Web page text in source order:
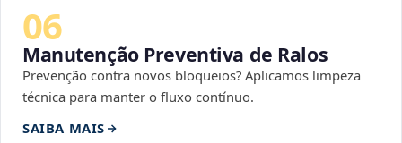
06
Manutenção Preventiva de Ralos
Prevenção contra novos bloqueios? Aplicamos limpeza
técnica para manter o fluxo contínuo.
SAIBA MAIS